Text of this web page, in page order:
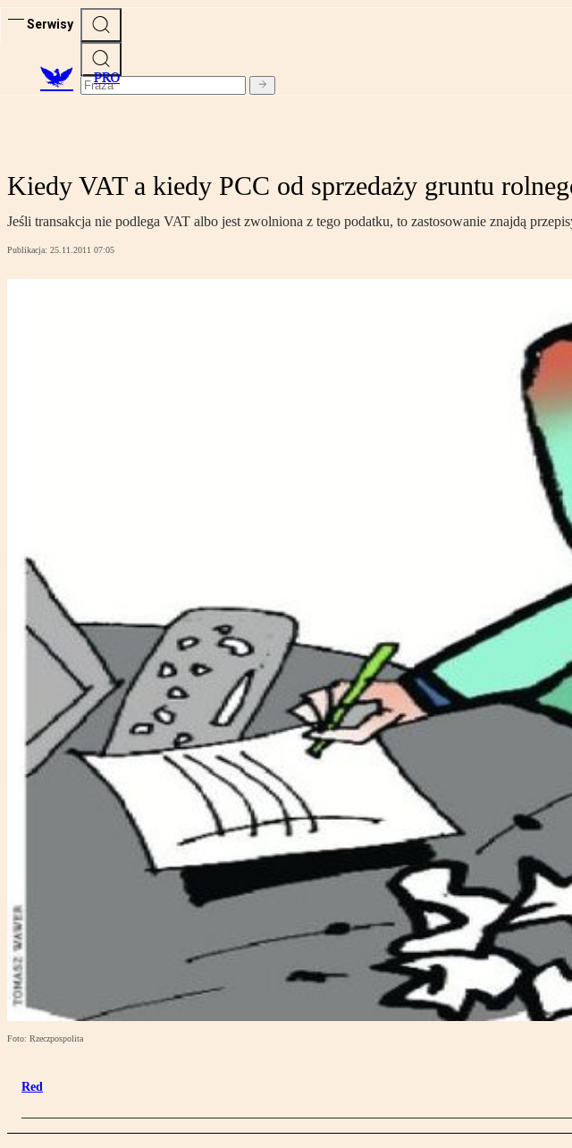
Serwisy
PRO
Kiedy VAT a kiedy PCC od sprzedaży gruntu
Jeśli transakcja nie podlega VAT albo jest zwolniona z tego podatku, to zastosowanie znajdą
Publikacja: 25.11.2011 07:05
Foto: Rzeczpospolita
Red